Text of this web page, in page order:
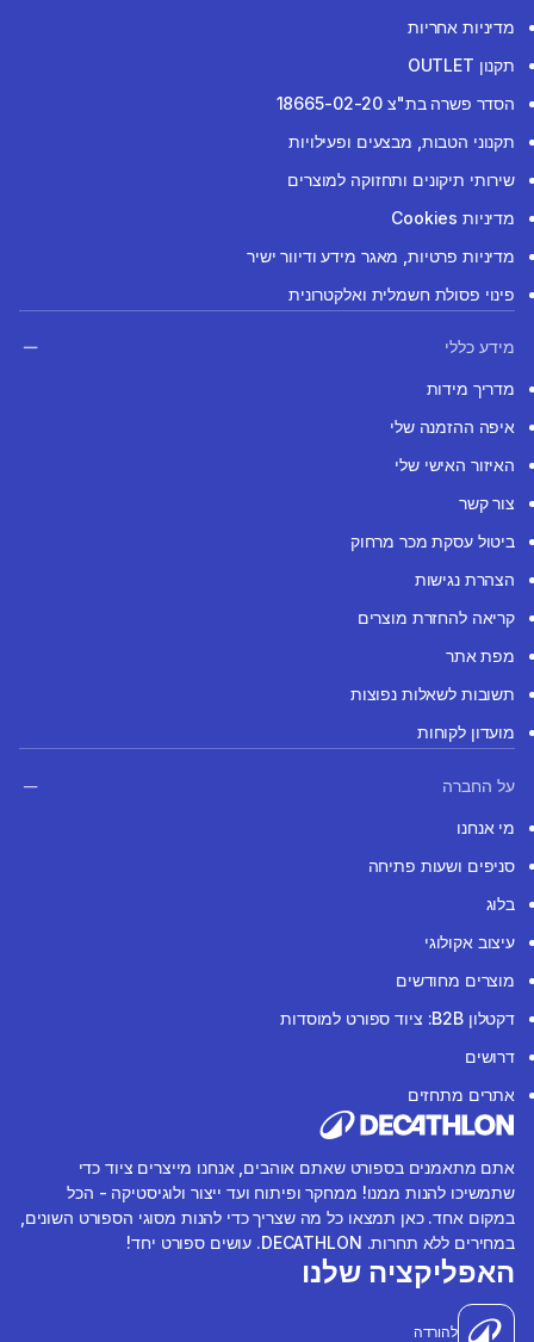
מדיניות אחריות
תקנון OUTLET
הסדר פשרה בת"צ 18665-02-20
תקנוני הטבות, מבצעים ופעילויות
שירותי תיקונים ותחזוקה למוצרים
מדיניות Cookies
מדיניות פרטיות, מאגר מידע ודיוור ישיר
פינוי פסולת חשמלית ואלקטרונית
מידע כללי
מדריך מידות
איפה ההזמנה שלי
האיזור האישי שלי
צור קשר
ביטול עסקת מכר מרחוק
הצהרת נגישות
קריאה להחזרת מוצרים
מפת אתר
תשובות לשאלות נפוצות
מועדון לקוחות
על החברה
מי אנחנו
סניפים ושעות פתיחה
בלוג
עיצוב אקולוגי
מוצרים מחודשים
דקטלון B2B: ציוד ספורט למוסדות
דרושים
אתרים מתחזים
אתם מתאמנים בספורט שאתם אוהבים, אנחנו מייצרים ציוד כדי
שתמשיכו להנות ממנו! ממחקר ופיתוח ועד ייצור ולוגיסטיקה - הכל
במקום אחד. כאן תמצאו כל מה שצריך כדי להנות מסוגי הספורט השונים,
במחירים ללא תחרות. DECATHLON. עושים ספורט יחד!
האפליקציה שלנו
להורדה